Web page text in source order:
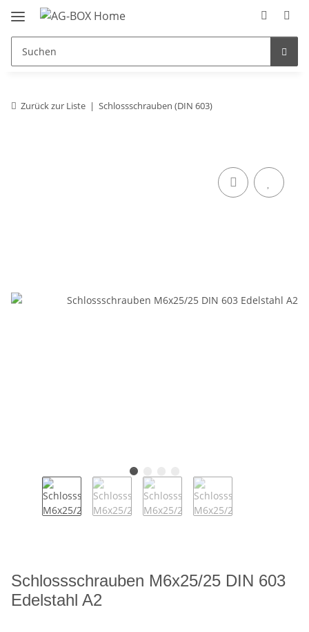
Zurück zur Liste Schlossschrauben (DIN 603)
Schlossschrauben M6x25/25 DIN 603
Edelstahl A2